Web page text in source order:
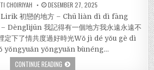
CHOIRIYAH DESEMBER 27, 2025
初戀的地方 – Chū liàn dì dì fāng
Dènglìjūn 我記得有一個地方我永遠永遠不
定下了情共度過好時光Wǒ jì dé yǒu gè dì
yǒngyuǎn yǒngyuǎn bùnéng…
CONTINUE READING